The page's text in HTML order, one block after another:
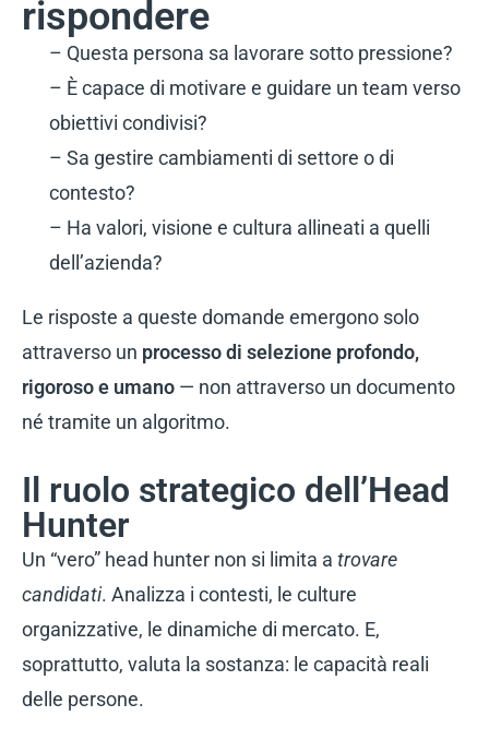
rispondere
– Questa persona sa lavorare sotto pressione?
– È capace di motivare e guidare un team verso
obiettivi condivisi?
– Sa gestire cambiamenti di settore o di
contesto?
– Ha valori, visione e cultura allineati a quelli
dell’azienda?
Le risposte a queste domande emergono solo
attraverso un processo di selezione profondo,
rigoroso e umano — non attraverso un documento
né tramite un algoritmo.
Il ruolo strategico dell’Head
Hunter
Un “vero” head hunter non si limita a trovare
candidati. Analizza i contesti, le culture
organizzative, le dinamiche di mercato. E,
soprattutto, valuta la sostanza: le capacità reali
delle persone.